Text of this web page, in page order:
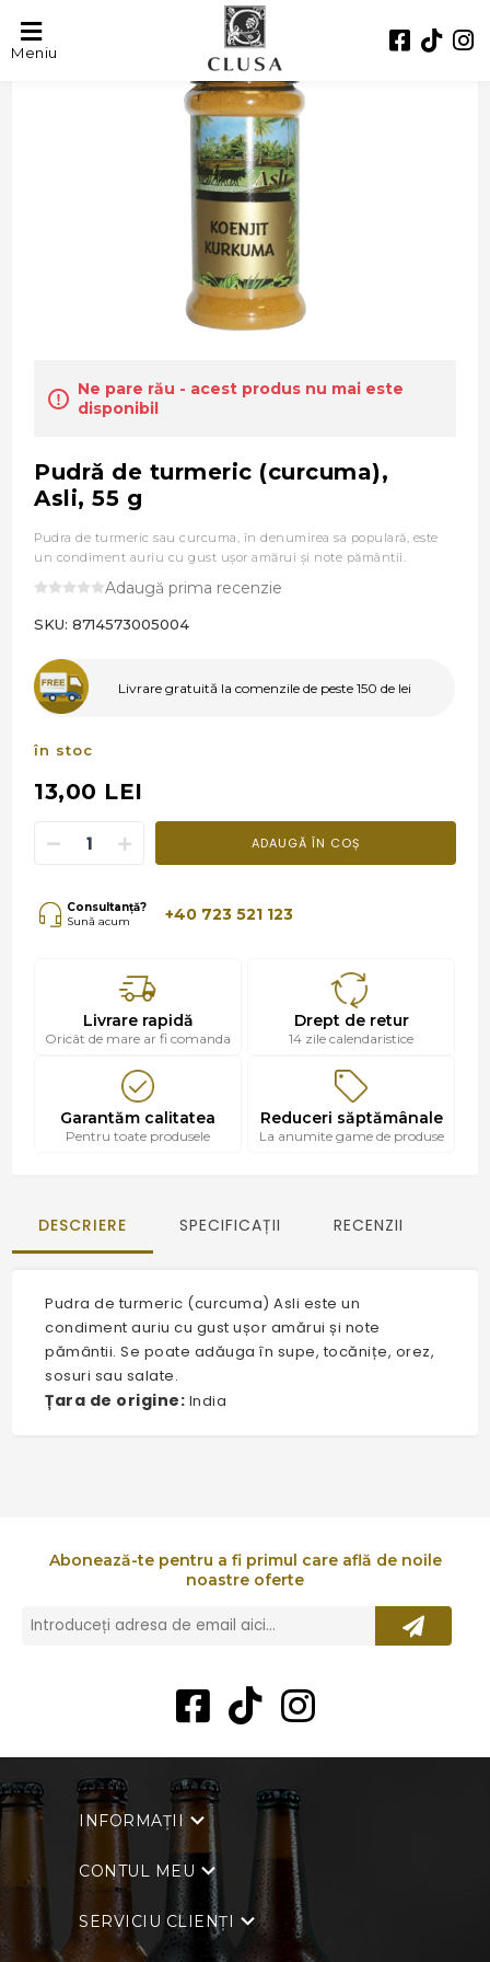
Meniu
Ne pare rău - acest produs nu mai este
disponibil
Pudră de turmeric (curcuma),
Asli, 55 g
Pudra de turmeric sau curcuma, în denumirea sa populară, este
un condiment auriu cu gust ușor amărui și note pământii.
Adaugă prima recenzie
SKU: 8714573005004
Livrare gratuită la comenzile de peste 150 de lei
în stoc
13,00 LEI
ADAUGĂ ÎN COȘ
Consultanță?
Sună acum
+40 723 521 123
Livrare rapidă
Oricât de mare ar fi comanda
Drept de retur
14 zile calendaristice
Garantăm calitatea
Pentru toate produsele
Reduceri săptămânale
La anumite game de produse
DESCRIERE SPECIFICAȚII RECENZII
Pudra de turmeric (curcuma) Asli este un
condiment auriu cu gust ușor amărui și note
pământii. Se poate adăuga în supe, tocănițe, orez,
sosuri sau salate.
Țara de origine: India
Abonează-te pentru a fi primul care află de noile
noastre oferte
INFORMAȚII
CONTUL MEU
SERVICIU CLIENȚI